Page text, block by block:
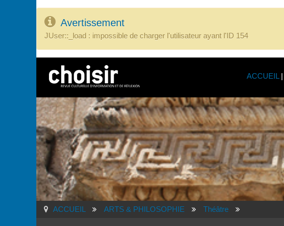
Avertissement
JUser::_load : impossible de charger l'utilisateur ayant l'ID 154
ACCUEIL |
ACCUEIL ARTS & PHILOSOPHIE Théâtre